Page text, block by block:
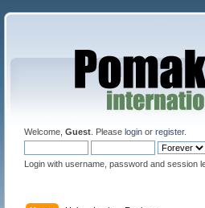
Welcome, Guest. Please loginor register.
Login with username, password and session